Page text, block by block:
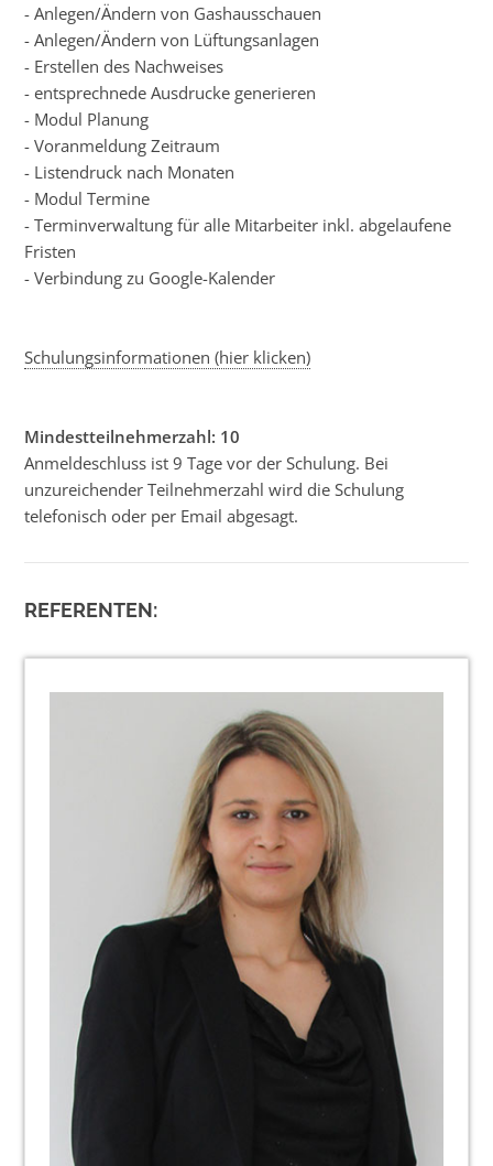
- Anlegen/Ändern von Gashausschauen
- Anlegen/Ändern von Lüftungsanlagen
- Erstellen des Nachweises
- entsprechnede Ausdrucke generieren
- Modul Planung
- Voranmeldung Zeitraum
- Listendruck nach Monaten
- Modul Termine
- Terminverwaltung für alle Mitarbeiter inkl. abgelaufene
Fristen
- Verbindung zu Google-Kalender
Schulungsinformationen (hier klicken)
Mindestteilnehmerzahl: 10
Anmeldeschluss ist 9 Tage vor der Schulung. Bei
unzureichender Teilnehmerzahl wird die Schulung
telefonisch oder per Email abgesagt.
REFERENTEN: